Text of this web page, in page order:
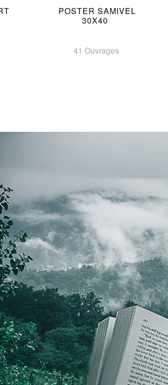
POSTER SAMIVEL
30X40
41 Ouvrages